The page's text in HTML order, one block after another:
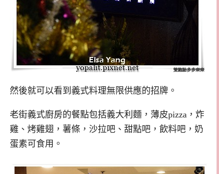
然後就可以看到義式料理無限供應的招牌。
老街義式廚房的餐點包括義大利麵，薄皮pizza，炸
雞、烤雞翅，薯條，沙拉吧、甜點吧，飲料吧，奶
蛋素可食用。